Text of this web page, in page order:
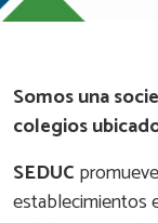
Somos una
colegios
SEDUC
establecimientos